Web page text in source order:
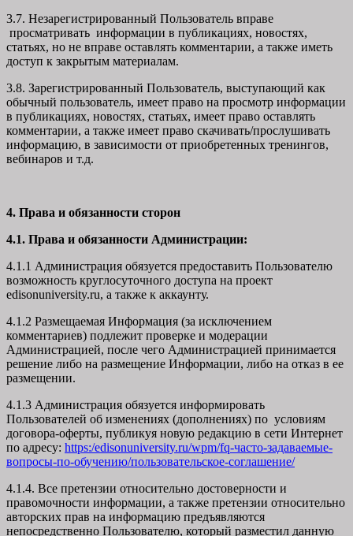
3.7. Незарегистрированный Пользователь вправе
просматривать информации в публикациях, новостях,
статьях, но не вправе оставлять комментарии, а также иметь
доступ к закрытым материалам.
3.8. Зарегистрированный Пользователь, выступающий как
обычный пользователь, имеет право на просмотр информации
в публикациях, новостях, статьях, имеет право оставлять
комментарии, а также имеет право скачивать/прослушивать
информацию, в зависимости от приобретенных тренингов,
вебинаров и т.д.
4. Права и обязанности сторон
4.1. Права и обязанности Администрации:
4.1.1 Администрация обязуется предоставить Пользователю
возможность круглосуточного доступа на проект
edisonuniversity.ru, а также к аккаунту.
4.1.2 Размещаемая Информация (за исключением
комментариев) подлежит проверке и модерации
Администрацией, после чего Администрацией принимается
решение либо на размещение Информации, либо на отказ в ее
размещении.
4.1.3 Администрация обязуется информировать
Пользователей об изменениях (дополнениях) по условиям
договора-оферты, публикуя новую редакцию в сети Интернет
по адресу: https:/edisonuniversity.ru/wpm/fq-часто-задаваемые-
вопросы-по-обучению/пользовательское-соглашение/
4.1.4. Все претензии относительно достоверности и
правомочности информации, а также претензии относительно
авторских прав на информацию предъявляются
непосредственно Пользователю, который разместил данную